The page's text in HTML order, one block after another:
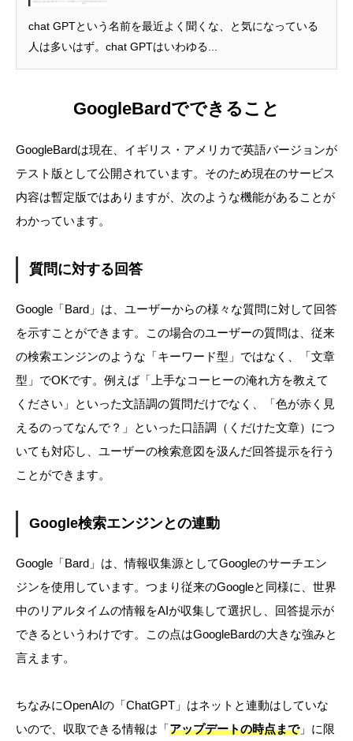
chat GPTという名前を最近よく聞くな、と気になっている
人は多いはず。chat GPTはいわゆる...
GoogleBardでできること
GoogleBardは現在、イギリス・アメリカで英語バージョンが
テスト版として公開されています。そのため現在のサービス
内容は暫定版ではありますが、次のような機能があることが
わかっています。
質問に対する回答
Google「Bard」は、ユーザーからの様々な質問に対して回答
を示すことができます。この場合のユーザーの質問は、従来
の検索エンジンのような「キーワード型」ではなく、「文章
型」でOKです。例えば「上手なコーヒーの淹れ方を教えて
ください」といった文語調の質問だけでなく、「色が赤く見
えるのってなんで？」といった口語調（くだけた文章）につ
いても対応し、ユーザーの検索意図を汲んだ回答提示を行う
ことができます。
Google検索エンジンとの連動
Google「Bard」は、情報収集源としてGoogleのサーチエン
ジンを使用しています。つまり従来のGoogleと同様に、世界
中のリアルタイムの情報をAIが収集して選択し、回答提示が
できるというわけです。この点はGoogleBardの大きな強みと
言えます。
ちなみにOpenAIの「ChatGPT」はネットと連動はしていな
いので、収取できる情報は「アップデートの時点まで」に限